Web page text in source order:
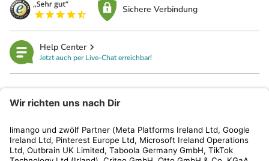
Sichere Verbindung
Help Center
Jetzt auch per Live-Chat erreichbar!
Kundenservice